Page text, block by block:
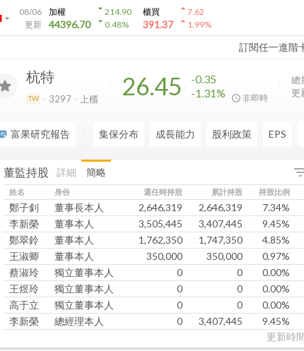
arrow_drop_down
08/06
更新
加權
44396.70
arrow_drop_down214.90
arrow_drop_down0.48%
櫃買
391.37
arrow_drop_up7.62
arrow_drop_up1.99%
訂閱任一進階
杭特
TW 3297 上櫃 26.45
-0.35
-1.31%
非即時
總
更
sticky_note_2 富果研究報告 集保分布 成長能力 股利政策 EPS
董監持股 詳細 簡略
姓名 身份 選任時持股 累計持股 持股比例
鄭子釗 董事長本人 2,646,319 2,646,319 7.34%
李新榮
董事本人 3,505,445 3,407,445 9.45%
鄭翠鈴
董事本人 1,762,350 1,747,350 4.85%
王淑卿
董事本人 350,000 350,000 0.97%
蔡淑玲
獨立董事本人 0 0 0.00%
王煜玲
獨立董事本人 0 0 0.00%
高于立
獨立董事本人 0 0 0.00%
李新榮
總經理本人 0 3,407,445 9.45%
更新時